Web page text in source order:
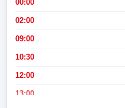
00:00
02:00
09:00
10:30
12:00
13:00